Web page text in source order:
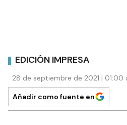
EDICIÓN IMPRESA
28 de septiembre de 2021 |
Añadir como fuente en